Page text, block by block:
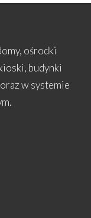
ośrodki
budynki
w systemie